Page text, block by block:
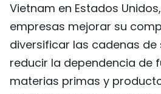
Vietnam en Estados
empresas mejorar su
diversificar las cadenas de
reducir la dependencia de
materias primas y